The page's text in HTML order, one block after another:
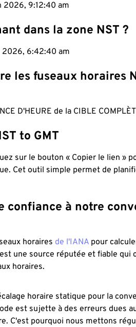
2026, 9:12:40 am
dans la zone NST ?
2026, 6:42:40 am
les fuseaux horaires
D'HEURE de la CIBLE
to GMT
sur le bouton « Copier le lien »
Cet outil simple permet de
confiance à notre
horaires de l'IANA pour
une source réputée et fiable qui
horaires.
horaire statique pour la
est sujette à des erreurs dues
C'est pourquoi nous mettons